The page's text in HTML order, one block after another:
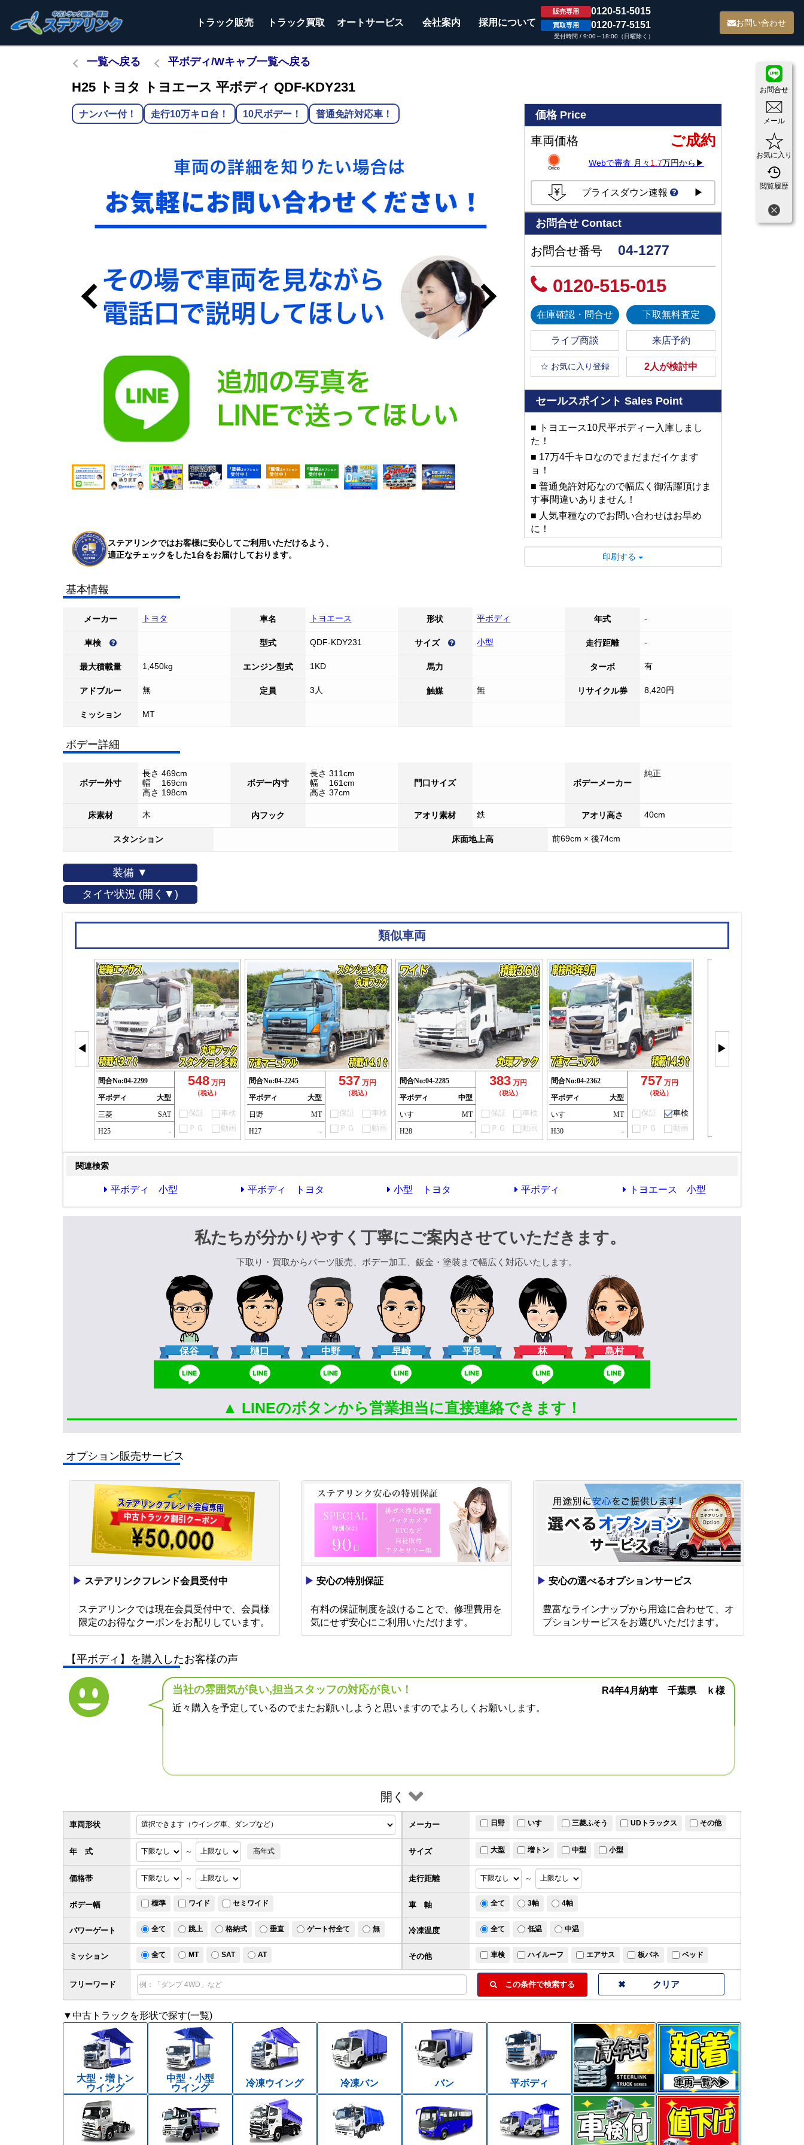
トラック販売 トラック買取 オートサービス 会社案内 採用について
販売専用 0120-51-5015
買取専用 0120-77-5151
受付時間 / 9:00～18:00（日曜除く）
お問い合わせ
お問合せ
メール
お気に入り
閲覧履歴
一覧へ戻る 平ボディ/Wキャブ一覧へ戻る
H25 トヨタ トヨエース 平ボディ QDF-KDY231
ナンバー付！ 走行10万キロ台！ 10尺ボデー！ 普通免許対応車！
ステアリンクではお客様に安心してご利用いただけるよう、
適正なチェックをした1台をお届けしております。
価格Price
車両価格 ご成約
Webで審査 月々 1.7万円から▶
プライスダウン速報 ▶
お問合せ Contact
お問合せ番号 04-1277
0120-515-015
在庫確認・問合せ 下取無料査定
ライブ商談 来店予約
☆ お気に入り登録 2人が検討中
セールスポイント Sales Point
■ トヨエース10尺平ボディー入庫しまし
た！
■ 17万4千キロなのでまだまだイケます
ョ！
■ 普通免許対応なので幅広く御活躍頂けま
す事間違いありません！
■ 人気車種なのでお問い合わせはお早め
に！
印刷する
基本情報
メーカー トヨタ 車名 トヨエース 形状 平ボディ 年式 -
車検 型式 QDF-KDY231 サイズ 小型 走行距離 -
最大積載量 1,450kg エンジン型式 1KD 馬力 ターボ 有
アドブルー 無 定員 3人 触媒 無 リサイクル券 8,420円
ミッション MT
ボデー詳細
ボデー外寸
長さ 469cm
幅 169cm
高さ 198cm
ボデー内寸
長さ 311cm
幅 161cm
高さ 37cm
門口サイズ ボデーメーカー
純正
床素材 木 内フック アオリ素材 鉄 アオリ高さ 40cm
スタンション 床面地上高 前69cm × 後74cm
装備 ▼
タイヤ状況 (開く▼)
類似車両
◀
問合No:04-2299
平ボディ
大型
三菱
SAT
H25
-
548 万円
（税込）
保証
車検
ＰＧ
動画
問合No:04-2245
平ボディ
大型
日野
MT
H27
-
537 万円
（税込）
保証
車検
ＰＧ
動画
問合No:04-2285
平ボディ
中型
いすゞ
MT
H28
-
383 万円
（税込）
保証
車検
ＰＧ
動画
問合No:04-2362
平ボディ
大型
いすゞ
MT
H30
-
757 万円
（税込）
保証
車検
ＰＧ
動画
▶
関連検索
平ボディ 小型 平ボディ トヨタ 小型 トヨタ 平ボディ トヨエース 小型
私たちが分かりやすく丁寧にご案内させていただきます。
下取り・買取からパーツ販売、ボデー加工、鈑金・塗装まで幅広く対応いたします。
保谷 樋口 中野 早崎 平良 林 島村
▲ LINEのボタンから営業担当に直接連絡できます！
オプション販売サービス
▶ ステアリンクフレンド会員受付中
ステアリンクでは現在会員受付中で、会員様
限定のお得なクーポンをお配りしています。
▶ 安心の特別保証
有料の保証制度を設けることで、修理費用を
気にせず安心にご利用いただけます。
▶ 安心の選べるオプションサービス
豊富なラインナップから用途に合わせて、オ
プションサービスをお選びいただけます。
【平ボディ】を購入したお客様の声
当社の雰囲気が良い,担当スタッフの対応が良い！
R4年4月納車 千葉県 ｋ様
近々購入を予定しているのでまたお願いしようと思いますのでよろしくお願いします。
開く
車両形状
サイズ 大型 増トン 中型 小型
価格帯 ～
フリーワード この条件で検索する
メーカー 日野 いすゞ 三菱ふそう UDトラックス その他
年 式 ～ 高年式
走行距離 ～
ボデー幅 標準 ワイド セミワイド 車 軸 全て 3軸 4軸
パワーゲート 全て 跳上 格納式 垂直 ゲート付全て 無 冷凍温度 全て 低温 中温
ミッション 全て MT SAT AT その他 車検 ハイルーフ エアサス 板バネ ベッド
▼中古トラックを形状で探す(一覧)
大型・増トン
ウイング
中型・小型
ウイング
冷凍ウイング 冷凍バン バン 平ボディ